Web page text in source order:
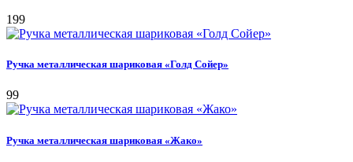
199
Ручка металлическая шариковая «Голд Сойер»
99
Ручка металлическая шариковая «Жако»